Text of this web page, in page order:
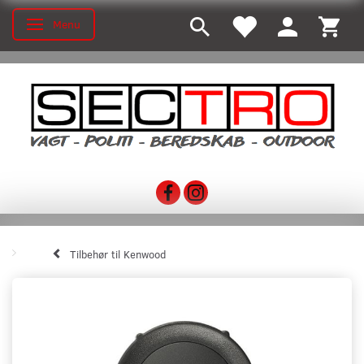
Skifte navigation
Menu
Tilbehør til Kenwood